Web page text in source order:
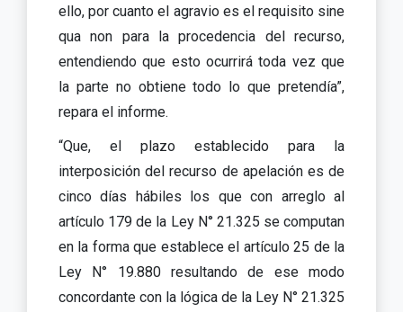
ello, por cuanto el agravio es el requisito sine
qua non para la procedencia del recurso,
entendiendo que esto ocurrirá toda vez que
la parte no obtiene todo lo que pretendía”,
repara el informe.
“Que, el plazo establecido para la
interposición del recurso de apelación es de
cinco días hábiles los que con arreglo al
artículo 179 de la Ley N° 21.325 se computan
en la forma que establece el artículo 25 de la
Ley N° 19.880 resultando de ese modo
concordante con la lógica de la Ley N° 21.325